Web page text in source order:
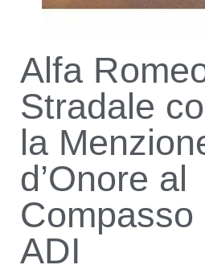
Alfa
Stradale
la
d’Onore al
Compasso
ADI